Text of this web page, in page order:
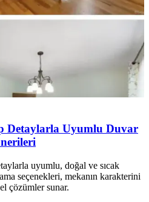
Detaylarla Uyumlu Duvar
uyumlu, doğal ve sıcak
seçenekleri, mekanın karakterini
çözümler sunar.